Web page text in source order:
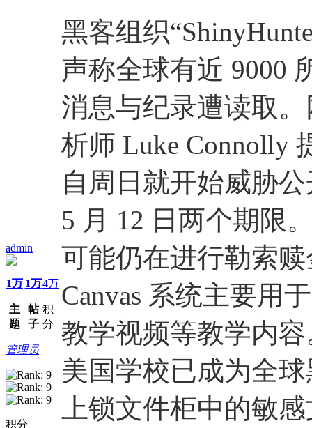
admin
1万
主
题
1万
帖
子
4万
积
分
管理员
积分
黑客组织
声称全球有近 9000
消息与纪录遭读取
析师 Luke Connolly
自周日就开始威胁
5 月 12 日两个期限
可能仍在进行勒索
Canvas 系统主要用
教学视频等教学内
美国学校已成为全
上锁文件柜中的敏